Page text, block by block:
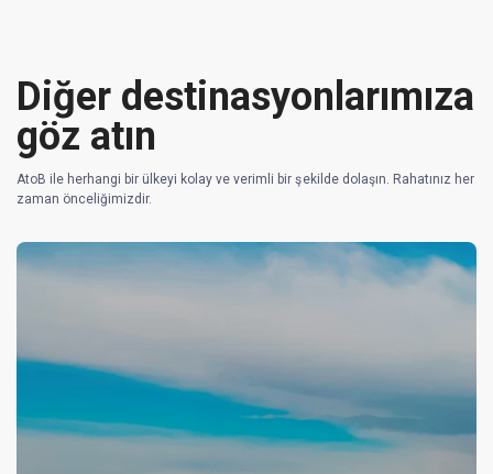
Diğer destinasyonlarımıza
göz atın
AtoB ile herhangi bir ülkeyi kolay ve verimli bir şekilde dolaşın. Rahatınız her
zaman önceliğimizdir.